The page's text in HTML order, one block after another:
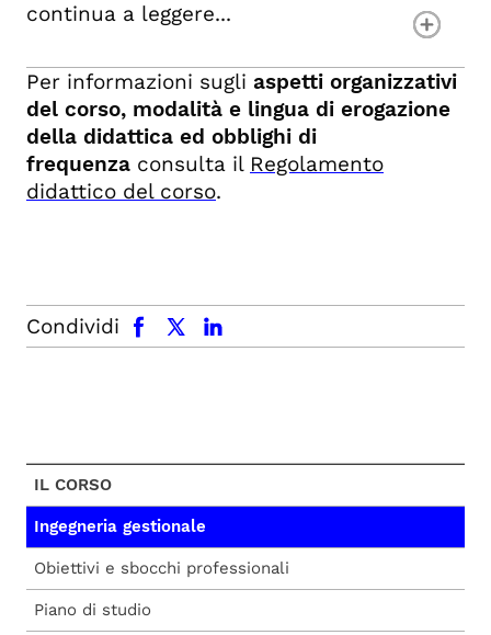
continua a leggere...
Per informazioni sugli aspetti organizzativi
del corso, modalità e lingua di erogazione
della didattica ed obblighi di
frequenza consulta il Regolamento
didattico del corso.
Condividi
facebook x.com linkedin
IL CORSO
Ingegneria gestionale
Obiettivi e sbocchi professionali
Piano di studio